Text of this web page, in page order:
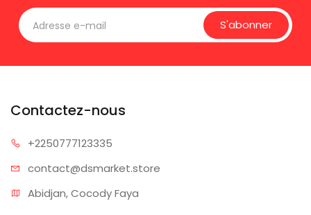
S'abonner
Contactez-nous
+2250777123335
contact@dsmarket.store
Abidjan, Cocody Faya